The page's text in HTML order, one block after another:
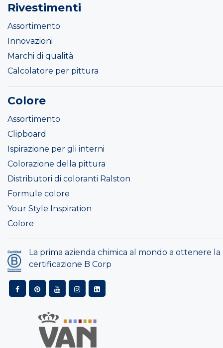
Rivestimenti
Assortimento
Innovazioni
Marchi di qualità
Calcolatore per pittura
Colore
Assortimento
Clipboard
Ispirazione per gli interni
Colorazione della pittura
Distributori di coloranti Ralston
Formule colore
Your Style Inspiration
Colore
La prima azienda chimica al mondo a ottenere la
certificazione B Corp